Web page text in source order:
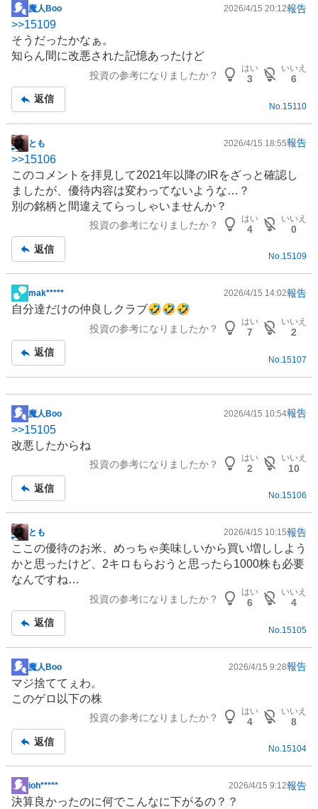
掲
示
板
記
魔人Boo 2026/4/15 20:12報告
>>15109
そうだったかなぁ。
知らん間に改悪された記憶あったけど
投資の参考になりましたか？
はい
3
いいえ
6
返信
No. 15110
掲
示
板
記
事
とも 2026/4/15 18:55報告
>>15106
このコメントを拝見して2021年以降の IRをざっと確認し
ましたが、優待内容は変わってないような…？
別の銘柄と間違えてらっしゃいませんか？
投資の参考になりましたか？
はい
4
いいえ
0
返信
No.15109
掲
示
事
mak***** 2026/4/15 14:02報告
自分達だけの仲良しクラブ🤣🤣🤣
投資の参考になりましたか？
はい
7
いいえ
2
返信
No. 15107
掲
示
板
魔人Boo 2026/4/15 10:54報告
>>15105
改悪したからね
投資の参考になりましたか？
はい
2
いいえ
10
返信
No.15106
掲
示
板
記
とも 2026/4/15 10:15報告
ここの優待のお米、めっちゃ美味しいから買い増ししよう
かと思ったけど、2キロもらおうと思ったら1000株も必要
なんですね…
投資の参考になりましたか？
はい
6
いいえ
4
返信
No. 15105
掲
示
板
魔人Boo 2026/4/15 9:28報告
マジ捨ててぇわ。
このゲロ以下の株
投資の参考になりましたか？
はい
4
いいえ
8
返信
No.15104
掲
ioh***** 2026/4/15 9:12報告
決算良かったのに何でこんなに下がるの？？